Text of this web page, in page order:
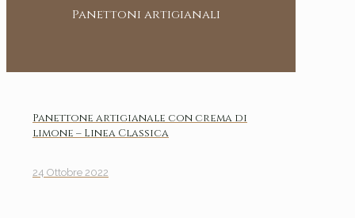
Panettoni artigianali
Panettone artigianale con crema di
limone – Linea Classica
24 Ottobre 2022